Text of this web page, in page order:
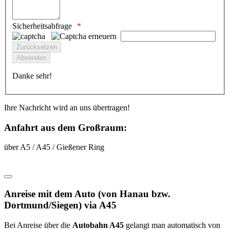
Sicherheitsabfrage
Danke sehr!
Ihre Nachricht wird an uns übertragen!
Anfahrt aus dem Großraum:
über A5 / A45 / Gießener Ring
Anreise mit dem Auto (von Hanau bzw.
Dortmund/Siegen) via A45
Bei Anreise über die Autobahn A45 gelangt man automatisch von